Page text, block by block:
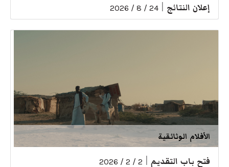
إعلان النتائج 24 / 8 / 2026
الأفلام الوثائقية
فتح باب التقديم 2 / 2 / 2026